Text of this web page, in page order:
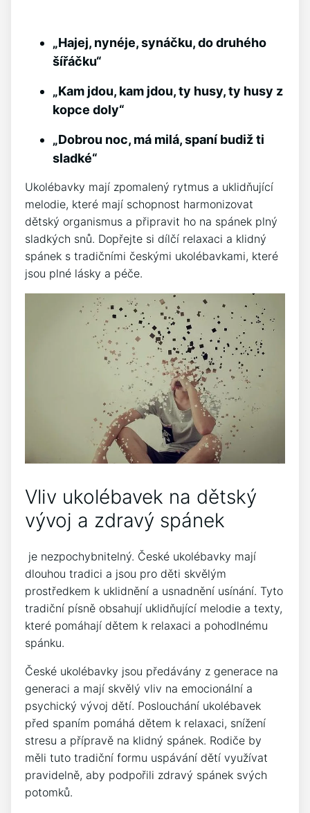
„Hajej, nynéje, ⁤synáčku, do druhého
šířáčku“
„Kam jdou,⁢ kam jdou, ty husy, ty husy z
kopce doly“
„Dobrou noc, má milá, spaní⁤ budiž ti
sladké“
Ukolébavky mají zpomalený rytmus a uklidňující‍
melodie, které mají ‌schopnost harmonizovat
dětský organismus a připravit ho na ⁢spánek plný
sladkých snů. Dopřejte ⁢si dílčí relaxaci‍ a klidný⁢
spánek s tradičními českými ukolébavkami, ⁤které
jsou plné lásky a péče.
Vliv ukolébavek na dětský
vývoj a zdravý spánek
⁢ je nezpochybnitelný. České ukolébavky mají
dlouhou tradici⁣ a jsou⁣ pro⁤ děti skvělým
prostředkem k uklidnění a usnadnění usínání. Tyto
tradiční písně obsahují uklidňující melodie a texty,
které pomáhají dětem k relaxaci a pohodlnému
spánku.
České ​ukolébavky jsou předávány⁣ z generace na
generaci a mají skvělý vliv na emocionální a
psychický vývoj dětí. Poslouchání ukolébavek
před spaním pomáhá dětem k relaxaci, snížení
stresu a přípravě⁤ na klidný spánek. Rodiče by
měli tuto tradiční formu uspávání ⁤dětí využívat‍
pravidelně, ⁤aby podpořili zdravý spánek svých
potomků.